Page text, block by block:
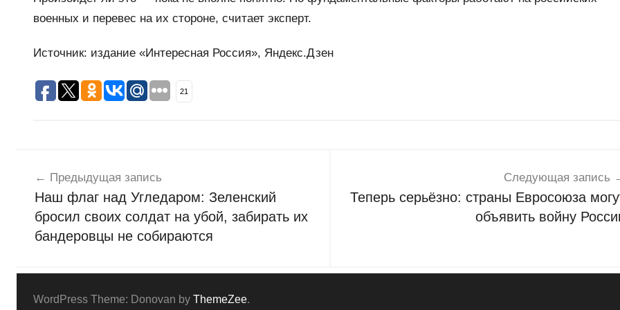
военных и перевес на их стороне, считает эксперт.
Источник: издание «Интересная Россия», Яндекс.Дзен
21
о
в
о
с
по
записям
Предыдущая запись
Наш флаг над Угледаром: Зеленский
бросил своих солдат на убой, забирать их
бандеровцы не собираются
Следующая запись
Теперь серьёзно: страны Евросоюза
объявить войну
WordPress Theme: Donovan by ThemeZee.